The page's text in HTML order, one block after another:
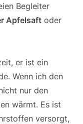
Begleiter
Apfelsaftoder
er ist ein
Wenn ich den
nur den
wärmt. Es ist
versorgt,